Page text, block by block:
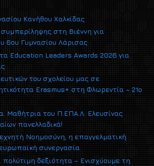
Κανήθου Χαλκίδας
στη Βιέννη για
6ου Γυμνασίου Λάρισας
Education Leaders Awards 2026 για
του σχολείου μας σε
Erasmus+ στη Φλωρεντία – 21ο
Μαθήτρια του Π.ΕΠΑ.Λ. Ελευσίνας
πανελλαδικά!
Νοημοσύνη, η επαγγελματική
συνεργασία
πολύτιμη δεξιότητα – Ενισχύουμε τη